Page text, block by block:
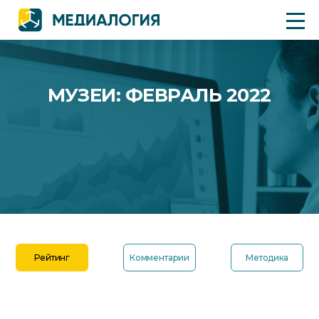
МУЗЕИ: ФЕВРАЛЬ 2022
Рейтинг Комментарии Методика